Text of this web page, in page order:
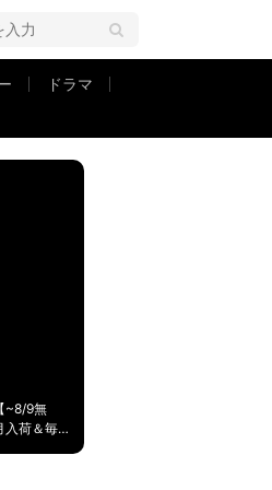
ドラマ
リース＆MV公開！
~8/9無
入荷＆毎